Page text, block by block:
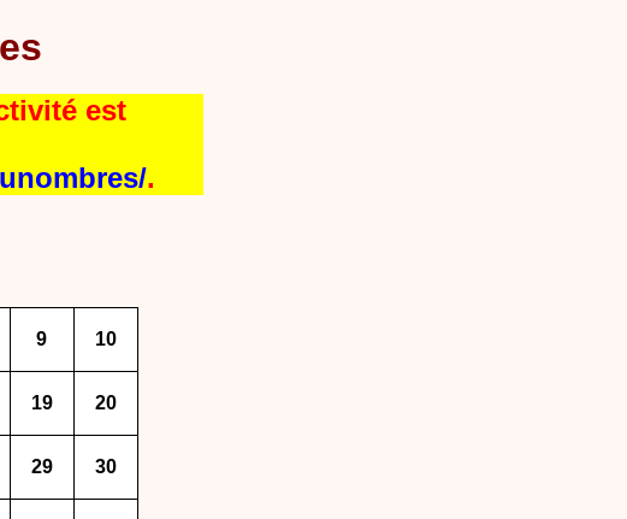
est
.
9 10
19 20
29 30